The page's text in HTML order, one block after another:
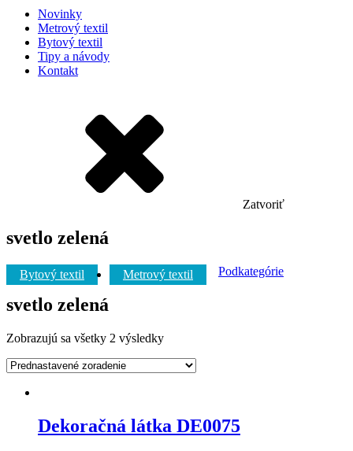
Novinky
Metrový textil
Bytový textil
Tipy a návody
Kontakt
Zatvoriť
svetlo zelená
Bytový textil Metrový textil Podkategórie
svetlo zelená
Zobrazujú sa všetky 2 výsledky
Dekoračná látka DE0075